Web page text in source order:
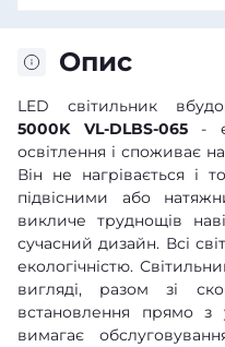
Опис
LED світильник
5000K VL-DLBS-065- є
освітлення і споживає
Він не нагрівається і
підвісними або
викличе труднощів
сучасний дизайн. Всі
екологічністю.
вигляді, разом зі
встановлення прямо з
вимагає